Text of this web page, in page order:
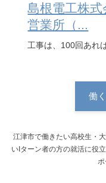
島根電工株
営業所（...
工事は、100回あれ
働
江津市で働きたい高校生・
いIターン者の方の就活に役
ポ